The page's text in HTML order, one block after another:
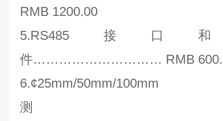
RMB 1200.00
5.RS485接
件………………………… RMB
6.¢25mm/50mm/100mm
测